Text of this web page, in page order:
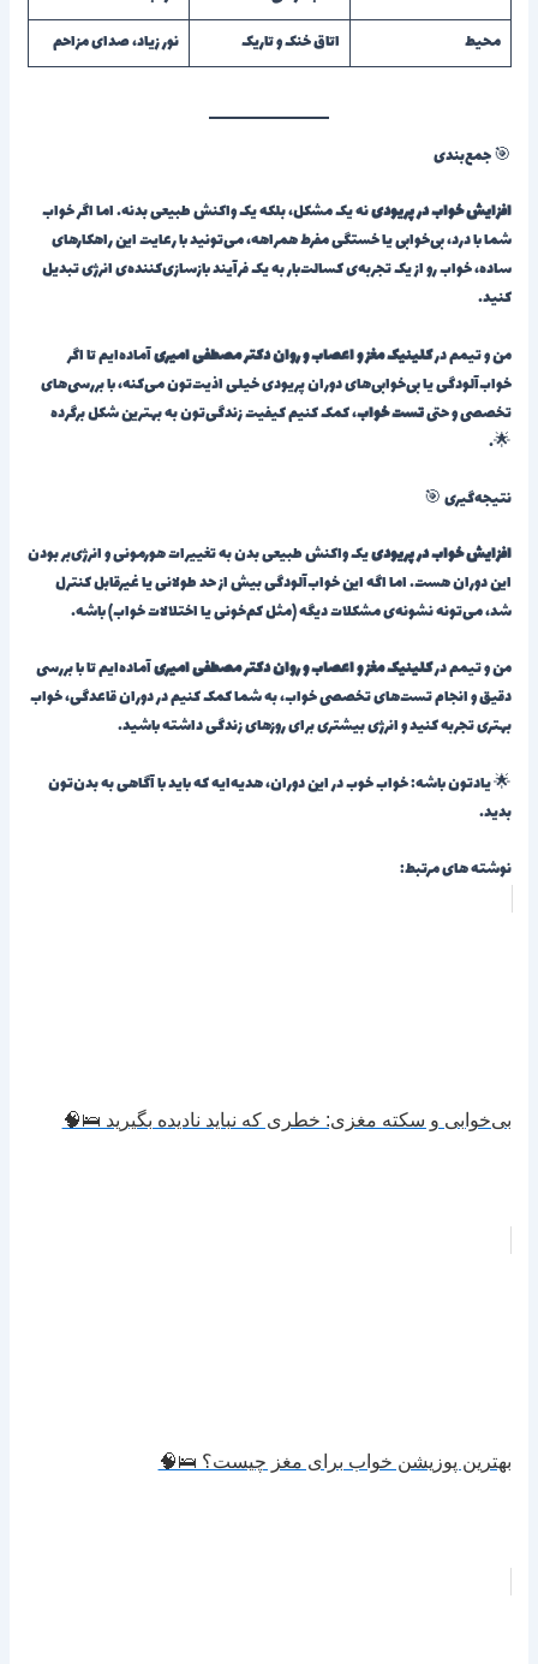
محیط
اتاق خنک و تاریک نور زیاد، صدای مزاحم
🎯 جمع‌بندی
افزایش خواب در پریودینه یک مشکل، بلکه یک واکنش طبیعی بدنه. اما اگر خواب
شما با درد، بی‌خوابی یا خستگی مفرط همراهه، می‌تونید با رعایت این راهکارهای
ساده، خواب رو از یک تجربه‌ی کسالت‌بار به یک فرآیند بازسازی‌کننده‌ی انرژی تبدیل
کنید.
من و تیمم درکلینیک مغز و اعصاب و روان دکتر مصطفی امیریآماده‌ایم تا اگر
خواب‌آلودگی یا بی‌خوابی‌های دوران پریودی خیلی اذیت‌تون می‌کنه، با بررسی‌های
تخصصی و حتیتست خواب، کمک کنیم کیفیت زندگی‌تون به بهترین شکل برگرده
🌟.
نتیجه‌گیری 🎯
افزایش خواب در پریودییک واکنش طبیعی بدن به تغییرات هورمونی و انرژی‌بر بودن
این دوران هست. اما اگه این خواب‌آلودگی بیش از حد طولانی یا غیرقابل کنترل
شد، می‌تونه نشونه‌ی مشکلات دیگه (مثل کم‌خونی یا اختلالات خواب) باشه.
من و تیمم درکلینیک مغز و اعصاب و روان دکتر مصطفی امیریآماده‌ایم تا با بررسی
دقیق و انجام تست‌های تخصصی خواب، به شما کمک کنیم در دوران قاعدگی، خواب
بهتری تجربه کنید و انرژی بیشتری برای روزهای زندگی داشته باشید.
🌟 یادتون باشه: خواب خوب در این دوران، هدیه‌ایه که باید با آگاهی به بدن‌تون
بدید.
نوشته های مرتبط:
بی‌خوابی و سکته مغزی: خطری که نباید نادیده بگیرید 🛌🧠
بهترین پوزیشن خواب برای مغز چیست؟ 🛌🧠